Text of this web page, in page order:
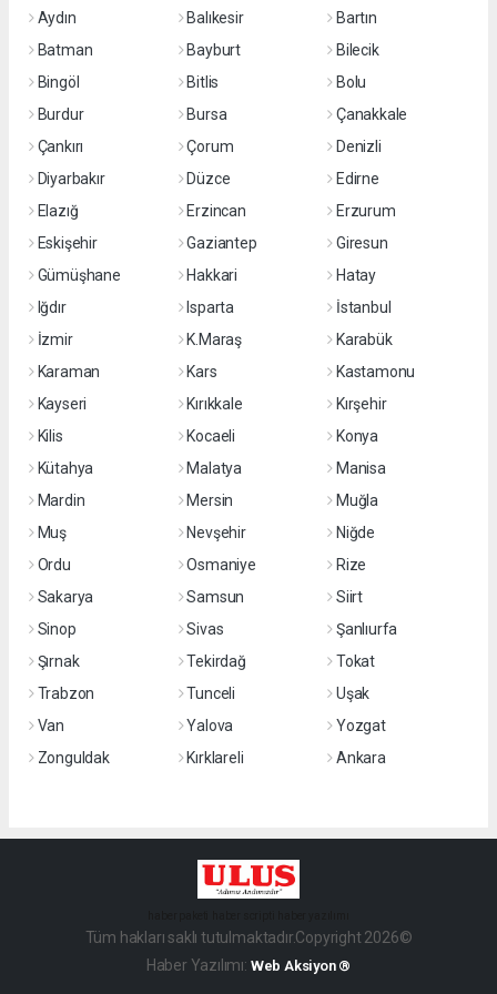
Aydın
Balıkesir
Bartın
Batman
Bayburt
Bilecik
Bingöl
Bitlis
Bolu
Burdur
Bursa
Çanakkale
Çankırı
Çorum
Denizli
Diyarbakır
Düzce
Edirne
Elazığ
Erzincan
Erzurum
Eskişehir
Gaziantep
Giresun
Gümüşhane
Hakkari
Hatay
Iğdır
Isparta
İstanbul
İzmir
K.Maraş
Karabük
Karaman
Kars
Kastamonu
Kayseri
Kırıkkale
Kırşehir
Kilis
Kocaeli
Konya
Kütahya
Malatya
Manisa
Mardin
Mersin
Muğla
Muş
Nevşehir
Niğde
Ordu
Osmaniye
Rize
Sakarya
Samsun
Siirt
Sinop
Sivas
Şanlıurfa
Şırnak
Tekirdağ
Tokat
Trabzon
Tunceli
Uşak
Van
Yalova
Yozgat
Zonguldak
Kırklareli Ankara
Tüm hakları saklı tutulmaktadır.Copyright 2026©
Haber Yazılımı: Web Aksiyon ®